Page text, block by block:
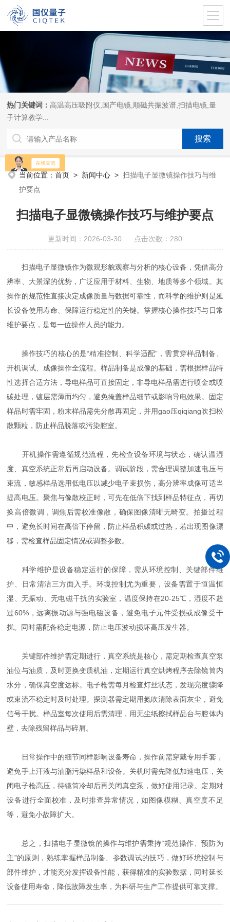
热门关键词： 高温高压吸附仪,国产电镜,顺磁共振波谱,扫描电镜,量
子计算教学...
当前位置：首页 > 新闻中心 >扫描电子显微镜操作技巧与维
护要点
扫描电子显微镜操作技巧与维护要点
更新时间：2026-03-30 点击次数：280
扫描电子显微镜作为微观形貌观察与分析的核心设备，凭借高分
辨率、大景深的优势，广泛应用于材料、生物、地质等多个领域。其
操作的规范性直接决定成像质量与数据可靠性，而科学的维护则是延
长设备使用寿命、保障运行稳定性的关键。掌握核心操作技巧与日常
维护要点，是每一位操作人员的能力。
操作技巧的核心的是“精准控制、科学适配”，需贯穿样品制备、
开机调试、成像操作全流程。样品制备是成像的基础，需根据样品特
性选择合适方法，导电样品可直接固定，非导电样品需进行喷金或喷
碳处理，镀层需薄而均匀，避免掩盖样品细节或影响导电效果。固定
样品时需牢固，粉末样品需先分散再固定，并用gao压qiqiang吹扫松
散颗粒，防止样品脱落或污染腔室。
开机操作需遵循规范流程，先检查设备环境与状态，确认温湿
度、真空系统正常后再启动设备。调试阶段，需合理调整加速电压与
束流，敏感样品选用低电压以减少电子束损伤，高分辨率成像可适当
提高电压。聚焦与像散校正时，可先在低倍下找到样品特征点，再切
换高倍微调，调焦后需校准像散，确保图像清晰无畸变。拍摄过程
中，避免长时间在高倍下停留，防止样品积碳或过热，若出现图像漂
移，需检查样品固定情况或调整参数。
科学维护是设备稳定运行的保障，需从环境控制、关键部件维
护、日常清洁三方面入手。环境控制尤为重要，设备需置于恒温恒
湿、无振动、无电磁干扰的实验室，温度保持在20-25℃，湿度不超
过60%，远离振动源与强电磁设备，避免电子元件受损或成像受干
扰。同时需配备稳定电源，防止电压波动损坏高压发生器。
关键部件维护需定期进行，真空系统是核心，需定期检查真空泵
油位与油质，及时更换变质机油，定期运行真空烘烤程序去除镜筒内
水分，确保真空度达标。电子枪需每月检查灯丝状态，发现亮度骤降
或束流不稳定时及时处理。探测器需定期用氮吹清除表面灰尘，避免
信号干扰。样品室每次使用后需清理，用无尘纸擦拭样品台与腔体内
壁，去除残留样品与碎屑。
日常操作中的细节同样影响设备寿命，操作前需穿戴专用手套，
避免手上汗液与油脂污染样品和设备。关机时需先降低加速电压，关
闭电子枪高压，待镜筒冷却后再关闭真空泵，做好使用记录。定期对
设备进行全面校准，及时排查异常情况，如图像模糊、真空度不足
等，避免小故障扩大。
总之，扫描电子显微镜的操作与维护需秉持“规范操作、预防为
主”的原则，熟练掌握样品制备、参数调试的技巧，做好环境控制与
部件维护，才能充分发挥设备性能，获得精准的实验数据，同时延长
设备使用寿命，降低故障发生率，为科研与生产工作提供可靠支撑。